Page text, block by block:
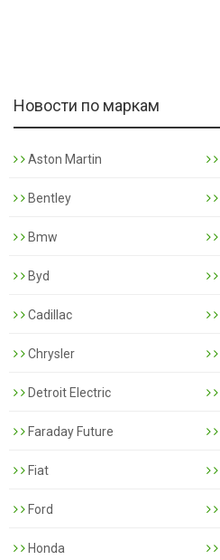
Новости по маркам
Aston Martin
Bentley
Bmw
Byd
Cadillac
Chrysler
Detroit Electric
Faraday Future
Fiat
Ford
Honda